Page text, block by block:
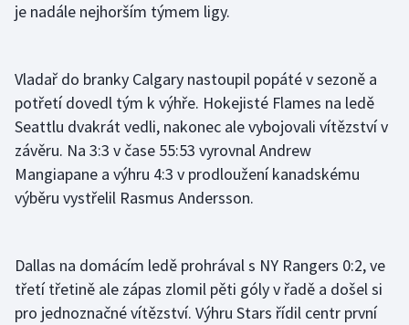
je nadále nejhorším týmem ligy.
Vladař do branky Calgary nastoupil popáté v sezoně a
potřetí dovedl tým k výhře. Hokejisté Flames na ledě
Seattlu dvakrát vedli, nakonec ale vybojovali vítězství v
závěru. Na 3:3 v čase 55:53 vyrovnal Andrew
Mangiapane a výhru 4:3 v prodloužení kanadskému
výběru vystřelil Rasmus Andersson.
Dallas na domácím ledě prohrával s NY Rangers 0:2, ve
třetí třetině ale zápas zlomil pěti góly v řadě a došel si
pro jednoznačné vítězství. Výhru Stars řídil centr první